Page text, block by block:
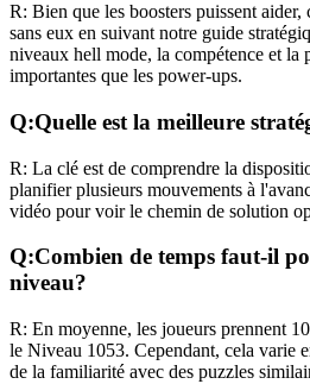
R: Bien que les boosters puissent
sans eux en suivant notre guide
niveaux hell mode, la compétence et la
importantes que les power-ups.
Q:Quelle est la meilleure
R: La clé est de comprendre la
planifier plusieurs mouvements à
vidéo pour voir le chemin de solution
Q:Combien de temps faut-il
niveau?
R: En moyenne, les joueurs prennent
le Niveau 1053. Cependant, cela varie
de la familiarité avec des puzzles